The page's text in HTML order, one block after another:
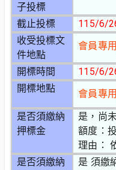
子投標
截止投標
115/6/
收受投標文
件地點
會員專用
開標時間
115/6/
開標地點
會員專用
是否須繳納
押標金
是，尚
額度：
理由：
是否須繳納
是 須繳